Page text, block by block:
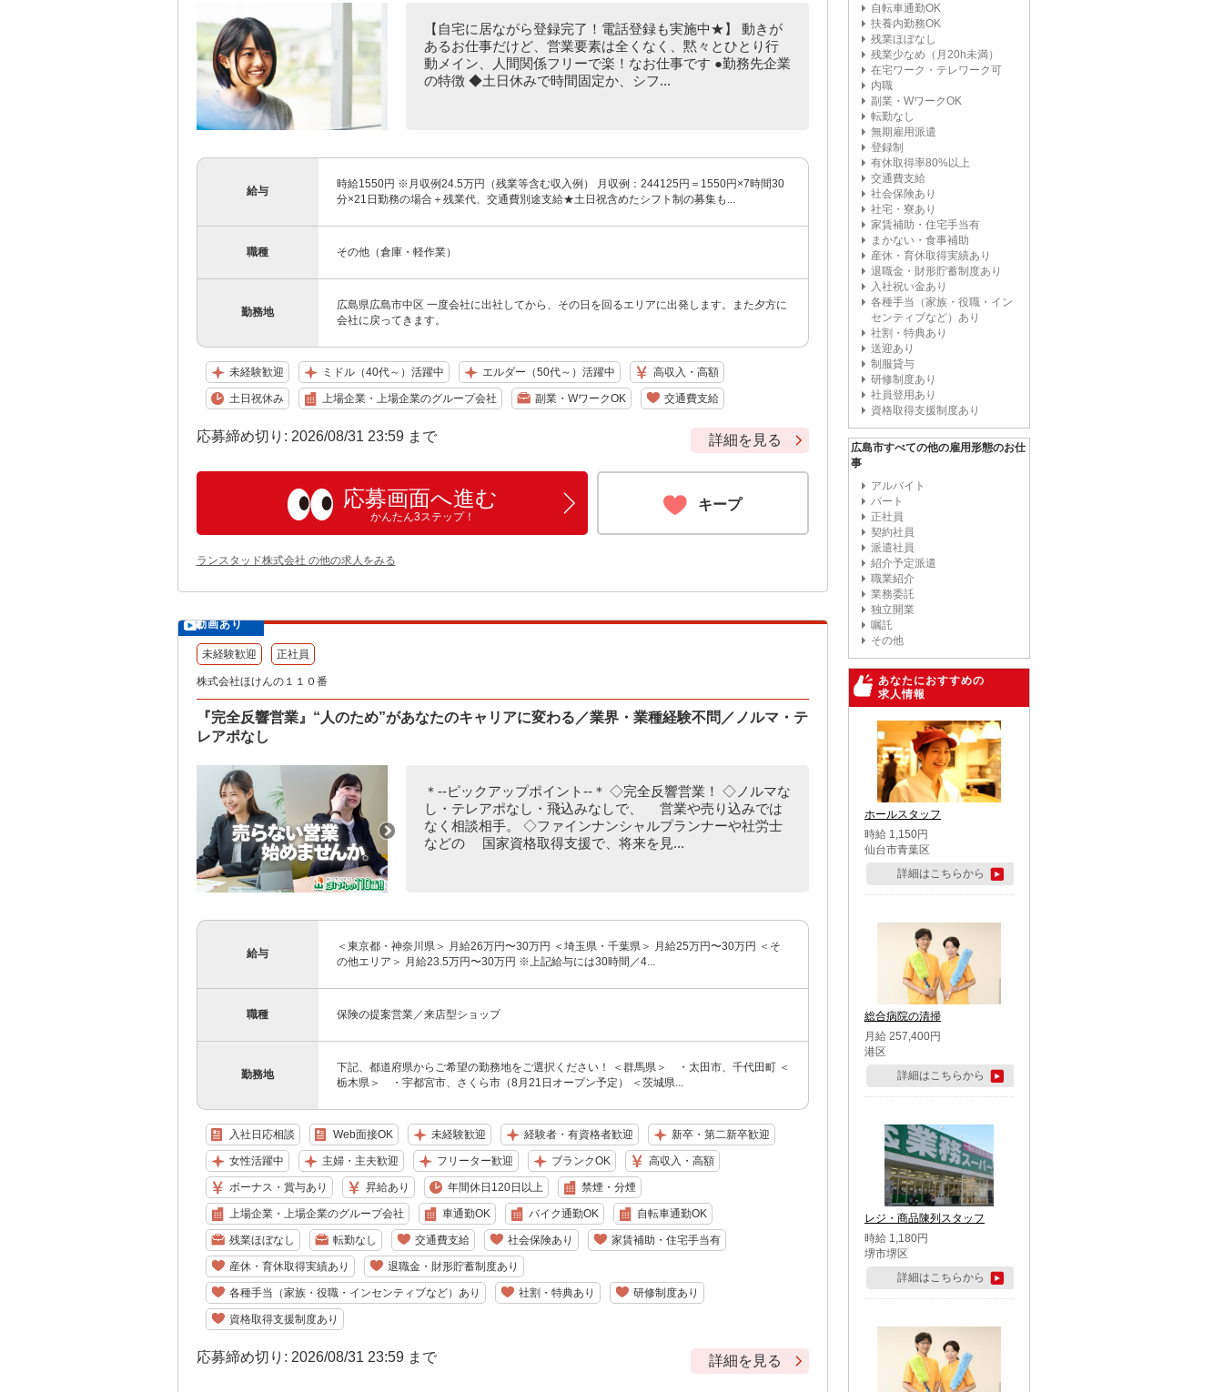
【自宅に居ながら登録完了！電話登録も実施中★】 動きが
あるお仕事だけど、営業要素は全くなく、黙々とひとり行
動メイン、人間関係フリーで楽！なお仕事です ●勤務先企業
の特徴 ◆土日休みで時間固定か、シフ...
給与
時給1550円 ※月収例24.5万円（残業等含む収入例） 月収例：244125円＝1550円×7時間30
分×21日勤務の場合＋残業代、交通費別途支給★土日祝含めたシフト制の募集も...
職種 その他（倉庫・軽作業）
勤務地
広島県広島市中区 一度会社に出社してから、その日を回るエリアに出発します。また夕方に
会社に戻ってきます。
未経験歓迎 ミドル（40代～）活躍中 エルダー（50代～）活躍中 高収入・高額
土日祝休み 上場企業・上場企業のグループ会社 副業・WワークOK 交通費支給
応募締め切り: 2026/08/31 23:59 まで 詳細を見る
応募画面へ進む
かんたん3ステップ！
キープ
ランスタッド株式会社 の他の求人をみる
動画あり
未経験歓迎 正社員
株式会社ほけんの１１０番
『完全反響営業』“人のため”があなたのキャリアに変わる／業界・業種経験不問／ノルマ・テ
レアポなし
＊--ピックアップポイント--＊ ◇完全反響営業！ ◇ノルマな
し・テレアポなし・飛込みなしで、 営業や売り込みでは
なく相談相手。 ◇ファインナンシャルプランナーや社労士
などの 国家資格取得支援で、将来を見...
給与
＜東京都・神奈川県＞ 月給26万円〜30万円 ＜埼玉県・千葉県＞ 月給25万円〜30万円 ＜そ
の他エリア＞ 月給23.5万円〜30万円 ※上記給与には30時間／4...
職種 保険の提案営業／来店型ショップ
勤務地
下記、都道府県からご希望の勤務地をご選択ください！ ＜群馬県＞ ・太田市、千代田町 ＜
栃木県＞ ・宇都宮市、さくら市（8月21日オープン予定） ＜茨城県...
入社日応相談 Web面接OK 未経験歓迎 経験者・有資格者歓迎 新卒・第二新卒歓迎
女性活躍中 主婦・主夫歓迎 フリーター歓迎 ブランクOK 高収入・高額
ボーナス・賞与あり 昇給あり 年間休日120日以上 禁煙・分煙
上場企業・上場企業のグループ会社 車通勤OK バイク通勤OK 自転車通勤OK
残業ほぼなし 転勤なし 交通費支給 社会保険あり 家賃補助・住宅手当有
産休・育休取得実績あり 退職金・財形貯蓄制度あり
各種手当（家族・役職・インセンティブなど）あり 社割・特典あり 研修制度あり
資格取得支援制度あり
応募締め切り: 2026/08/31 23:59 まで 詳細を見る
自転車通勤OK
扶養内勤務OK
残業ほぼなし
残業少なめ（月20h未満）
在宅ワーク・テレワーク可
内職
副業・WワークOK
転勤なし
無期雇用派遣
登録制
有休取得率80%以上
交通費支給
社会保険あり
社宅・寮あり
家賃補助・住宅手当有
まかない・食事補助
産休・育休取得実績あり
退職金・財形貯蓄制度あり
入社祝い金あり
各種手当（家族・役職・イン
センティブなど）あり
社割・特典あり
送迎あり
制服貸与
研修制度あり
社員登用あり
資格取得支援制度あり
広島市すべての他の雇用形態のお仕
事
アルバイト
パート
正社員
契約社員
派遣社員
紹介予定派遣
職業紹介
業務委託
独立開業
嘱託
その他
あなたにおすすめの
求人情報
ホールスタッフ
時給 1,150円
仙台市青葉区
詳細はこちらから
総合病院の清掃
月給 257,400円
港区
詳細はこちらから
レジ・商品陳列スタッフ
時給 1,180円
堺市堺区
詳細はこちらから